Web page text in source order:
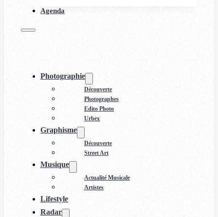
Agenda
Photographie
Découverte
Photographes
Edito Photo
Urbex
Graphisme
Découverte
Street Art
Musique
Actualité Musicale
Artistes
Lifestyle
Radar